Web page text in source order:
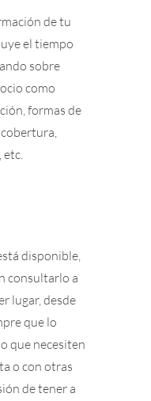
de tu
el tiempo
sobre
como
formas de
cobertura,
etc.
disponible,
consultarlo a
lugar, desde
que lo
que necesiten
o con otras
de tener a